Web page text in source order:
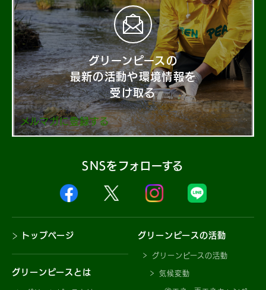
グリーンピースの
最新の活動や環境情報を
受け取る
メルマガに登録する
SNSをフォローする
トップページ
グリーンピースとは
グリーンピースの活動
グリーンピースの活動
気候変動